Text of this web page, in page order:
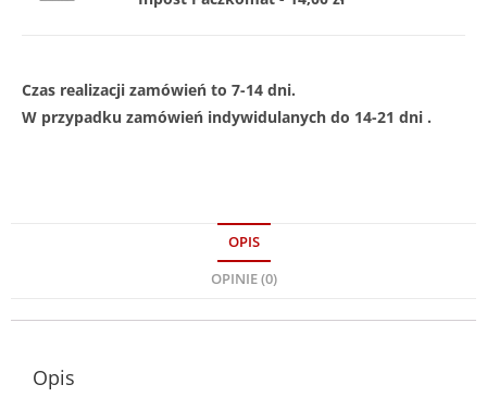
Czas realizacji zamówień to 7-14 dni.
W przypadku zamówień indywidulanych do 14-21 dni .
OPIS
OPINIE (0)
Opis